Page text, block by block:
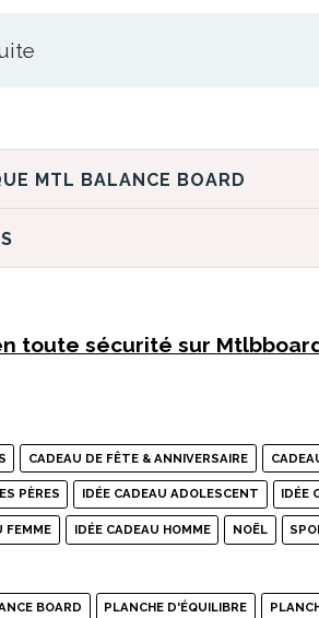
DÉCOUVREZ LA BOUTIQUE MTL BALANCE BOARD
toute sécurité sur
CADEAU DE FÊTE & ANNIVERSAIRE
PÈRES IDÉE CADEAU ADOLESCENT IDÉE
FEMME IDÉE CADEAU HOMME NOËL
BOARD PLANCHE D'ÉQUILIBRE